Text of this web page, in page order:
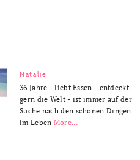
Natalie
36 Jahre - liebt Essen - entdeckt
gern die Welt - ist immer auf der
Suche nach den schönen Dingen
im Leben More...